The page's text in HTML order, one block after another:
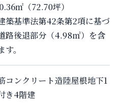
㎡（72.70坪）
築基準法第42条第2項に基づ
路後退部分（4.98㎡）を含
す。
コンクリート造陸屋根地下1
き4階建